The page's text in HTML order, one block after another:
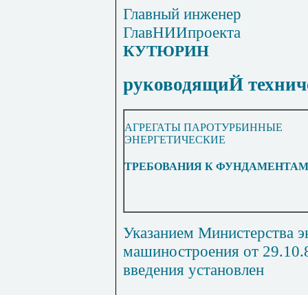
Главный инженер
ГлавНИИпроекта
КУТЮРИН
руководящиЙ
АГРЕГАТЫ ПАРОТУРБИННЫЕ
ЭНЕРГЕТИЧЕСКИЕ
ТРЕБОВАНИЯ К ФУНДАМЕНТАМ
Указанием Министерства
машиностроения от
введения установлен